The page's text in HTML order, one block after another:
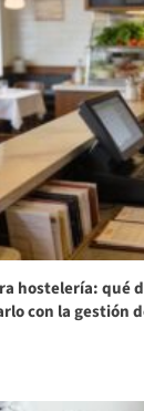
hostelería: qué
con la gestión